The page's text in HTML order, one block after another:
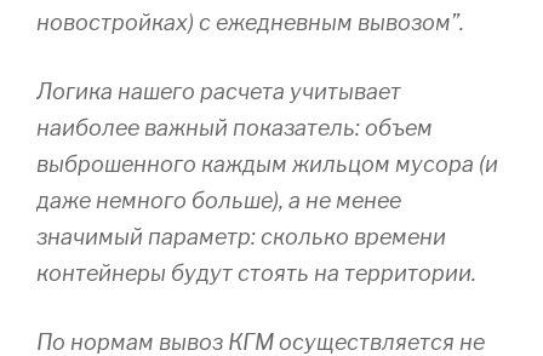
новостройках) с ежедневным вывозом”.
Логика нашего расчета учитывает
наиболее важный показатель: объем
выброшенного каждым жильцом мусора (и
даже немного больше), а не менее
значимый параметр: сколько времени
контейнеры будут стоять на территории.
По нормам вывоз КГМ осуществляется не